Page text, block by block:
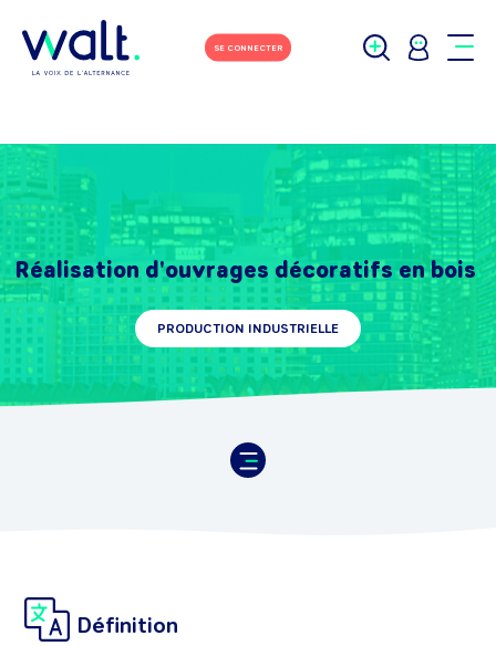
SE CONNECTER
Réalisation d'ouvrages décoratifs en bois
PRODUCTION INDUSTRIELLE
Définition